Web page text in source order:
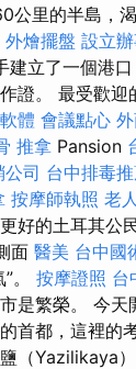
公里的半島，
外燴擺盤 設立
建立了一個港
證。 最受歡迎
體 會議點心
推拿 Pansion
司 台中排毒
按摩師執照 老
好的土耳其公
面 醫美 台中國
。 按摩證照 台
是繁榮。 今
首都，這裡的
（Yazilikaya